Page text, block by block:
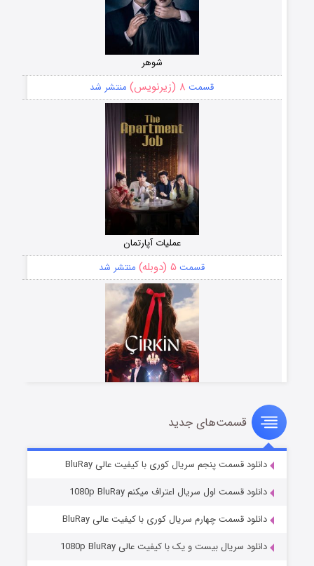
شوهر
قسمت ۸ (زیرنویس) منتشر شد
عملیات آپارتمان
قسمت ۵ (دوبله) منتشر شد
سریال زشت
قسمت۲ (زیرنویس) منتشر شد
قسمت‌های جدید
دانلود قسمت پنجم سریال کوری با کیفیت عالی BluRay
دانلود قسمت اول سریال اعتراف میکنم 1080p BluRay
دانلود قسمت چهارم سریال کوری با کیفیت عالی BluRay
دانلود سریال بیست و یک با کیفیت عالی 1080p BluRay